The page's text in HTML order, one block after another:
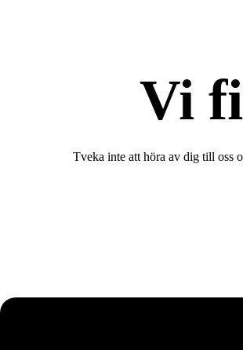
Vi
Tveka inte att höra av dig till oss